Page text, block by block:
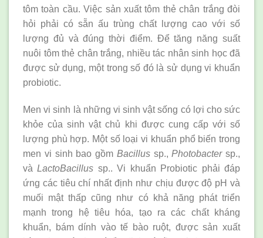
tôm toàn cầu. Việc sản xuất tôm thẻ chân trắng đòi
hỏi phải có sẵn ấu trùng chất lượng cao với số
lượng đủ và đúng thời điểm. Để tăng năng suất
nuôi tôm thẻ chân trắng, nhiều tác nhân sinh học đã
được sử dụng, một trong số đó là sử dụng vi khuẩn
probiotic.
Men vi sinh là những vi sinh vật sống có lợi cho sức
khỏe của sinh vật chủ khi được cung cấp với số
lượng phù hợp. Một số loại vi khuẩn phổ biến trong
men vi sinh bao gồm Bacillussp.,Photobactersp.,
vàLactoBacillus sp.. Vi khuẩn Probiotic phải đáp
ứng các tiêu chí nhất định như chịu được độ pH và
muối mật thấp cũng như có khả năng phát triển
mạnh trong hệ tiêu hóa, tạo ra các chất kháng
khuẩn, bám dính vào tế bào ruột, được sản xuất